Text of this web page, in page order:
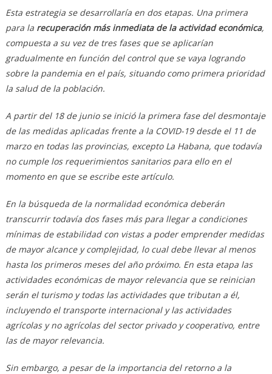
Esta estrategia se desarrollaría en dos etapas. Una primera
para la recuperación más inmediata de la actividad económica,
compuesta a su vez de tres fases que se aplicarían
gradualmente en función del control que se vaya logrando
sobre la pandemia en el país, situando como primera prioridad
la salud de la población.
A partir del 18 de junio se inició la primera fase del desmontaje
de las medidas aplicadas frente a la COVID-19 desde el 11 de
marzo en todas las provincias, excepto La Habana, que todavía
no cumple los requerimientos sanitarios para ello en el
momento en que se escribe este artículo.
En la búsqueda de la normalidad económica deberán
transcurrir todavía dos fases más para llegar a condiciones
mínimas de estabilidad con vistas a poder emprender medidas
de mayor alcance y complejidad, lo cual debe llevar al menos
hasta los primeros meses del año próximo. En esta etapa las
actividades económicas de mayor relevancia que se reinician
serán el turismo y todas las actividades que tributan a él,
incluyendo el transporte internacional y las actividades
agrícolas y no agrícolas del sector privado y cooperativo, entre
las de mayor relevancia.
Sin embargo, a pesar de la importancia del retorno a la